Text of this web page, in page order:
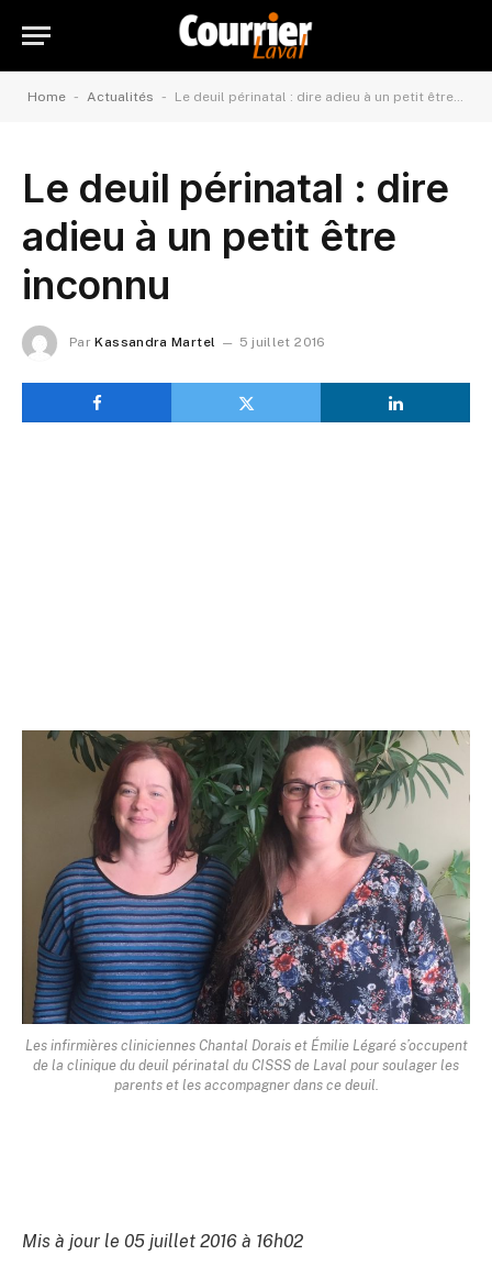
Home - Actualités - Le deuil périnatal : dire adieu à un petit être inconnu
Le deuil périnatal : dire
adieu à un petit être
inconnu
Par Kassandra Martel 5 juillet 2016
Les infirmières cliniciennes Chantal Dorais et Émilie Légaré s’occupent
de la clinique du deuil périnatal du CISSS de Laval pour soulager les
parents et les accompagner dans ce deuil.
Mis à jour le 05 juillet 2016 à 16h02